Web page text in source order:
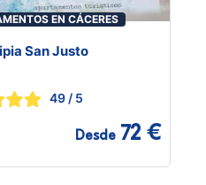
EN CÁCERES
San Justo
49/ 5
Desde 72 €